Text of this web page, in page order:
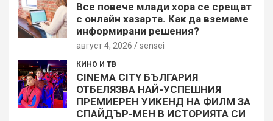
Все повече млади хора се срещат
с онлайн хазарта. Как да вземаме
информирани решения?
август 4, 2026 sensei
КИНО И ТВ
CINEMA CITY БЪЛГАРИЯ
ОТБЕЛЯЗВА НАЙ-УСПЕШНИЯ
ПРЕМИЕРЕН УИКЕНД НА ФИЛМ ЗА
СПАЙДЪР-МЕН В ИСТОРИЯТА СИ